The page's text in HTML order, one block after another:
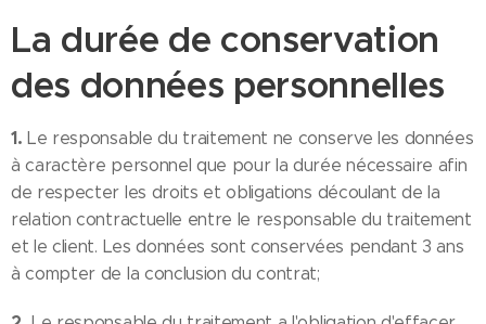
La durée de conservation
des données personnelles
1. Le responsable du traitement ne conserve les données
à caractère personnel que pour la durée nécessaire afin
de respecter les droits et obligations découlant de la
relation contractuelle entre le responsable du traitement
et le client. Les données sont conservées pendant 3 ans
à compter de la conclusion du contrat;